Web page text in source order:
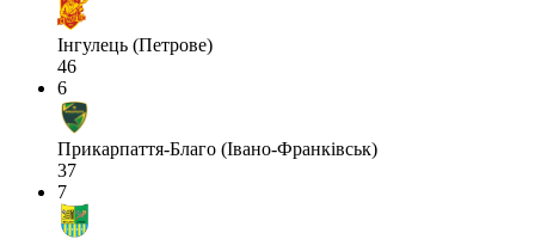
Інгулець (Петрове)
46
6
Прикарпаття-Благо (Івано-Франківськ)
37
7